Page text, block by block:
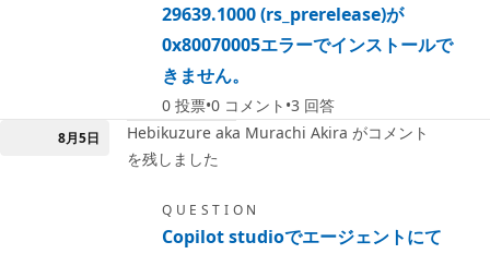
29639.1000 (rs_prerelease)が
0x80070005エラーでインストールで
きません。
0 投票 0 コメント 3 回答
8月5日
Hebikuzure aka Murachi Akira がコメント
を残しました
QUESTION
Copilot studioでエージェントにて